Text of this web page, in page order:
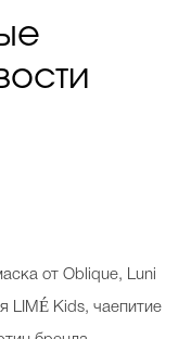
от Oblique, Luni
LIMÉ Kids, чаепитие